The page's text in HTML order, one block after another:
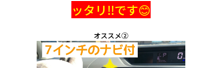
ッタリ‼です😊
オススメ②